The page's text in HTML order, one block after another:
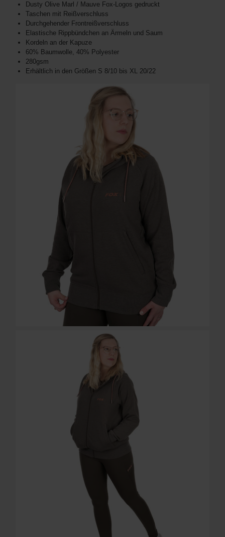
Dusty Olive Marl / Mauve Fox-Logos gedruckt
Taschen mit Reißverschluss
Durchgehender Frontreißverschluss
Elastische Rippbündchen an Ärmeln und Saum
Kordeln an der Kapuze
60% Baumwolle, 40% Polyester
280gsm
Erhältlich in den Größen S 8/10 bis XL 20/22